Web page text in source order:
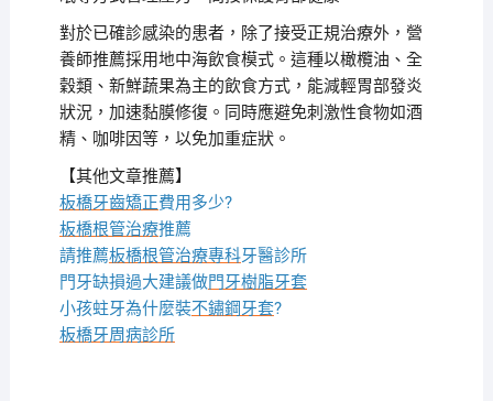
對於已確診感染的患者，除了接受正規治療外，營
養師推薦採用地中海飲食模式。這種以橄欖油、全
穀類、新鮮蔬果為主的飲食方式，能減輕胃部發炎
狀況，加速黏膜修復。同時應避免刺激性食物如酒
精、咖啡因等，以免加重症狀。
【其他文章推薦】
板橋牙齒矯正費用多少?
板橋根管治療推薦
請推薦板橋根管治療專科牙醫診所
門牙缺損過大建議做門牙樹脂牙套
小孩蛀牙為什麼裝不鏽鋼牙套?
板橋牙周病診所